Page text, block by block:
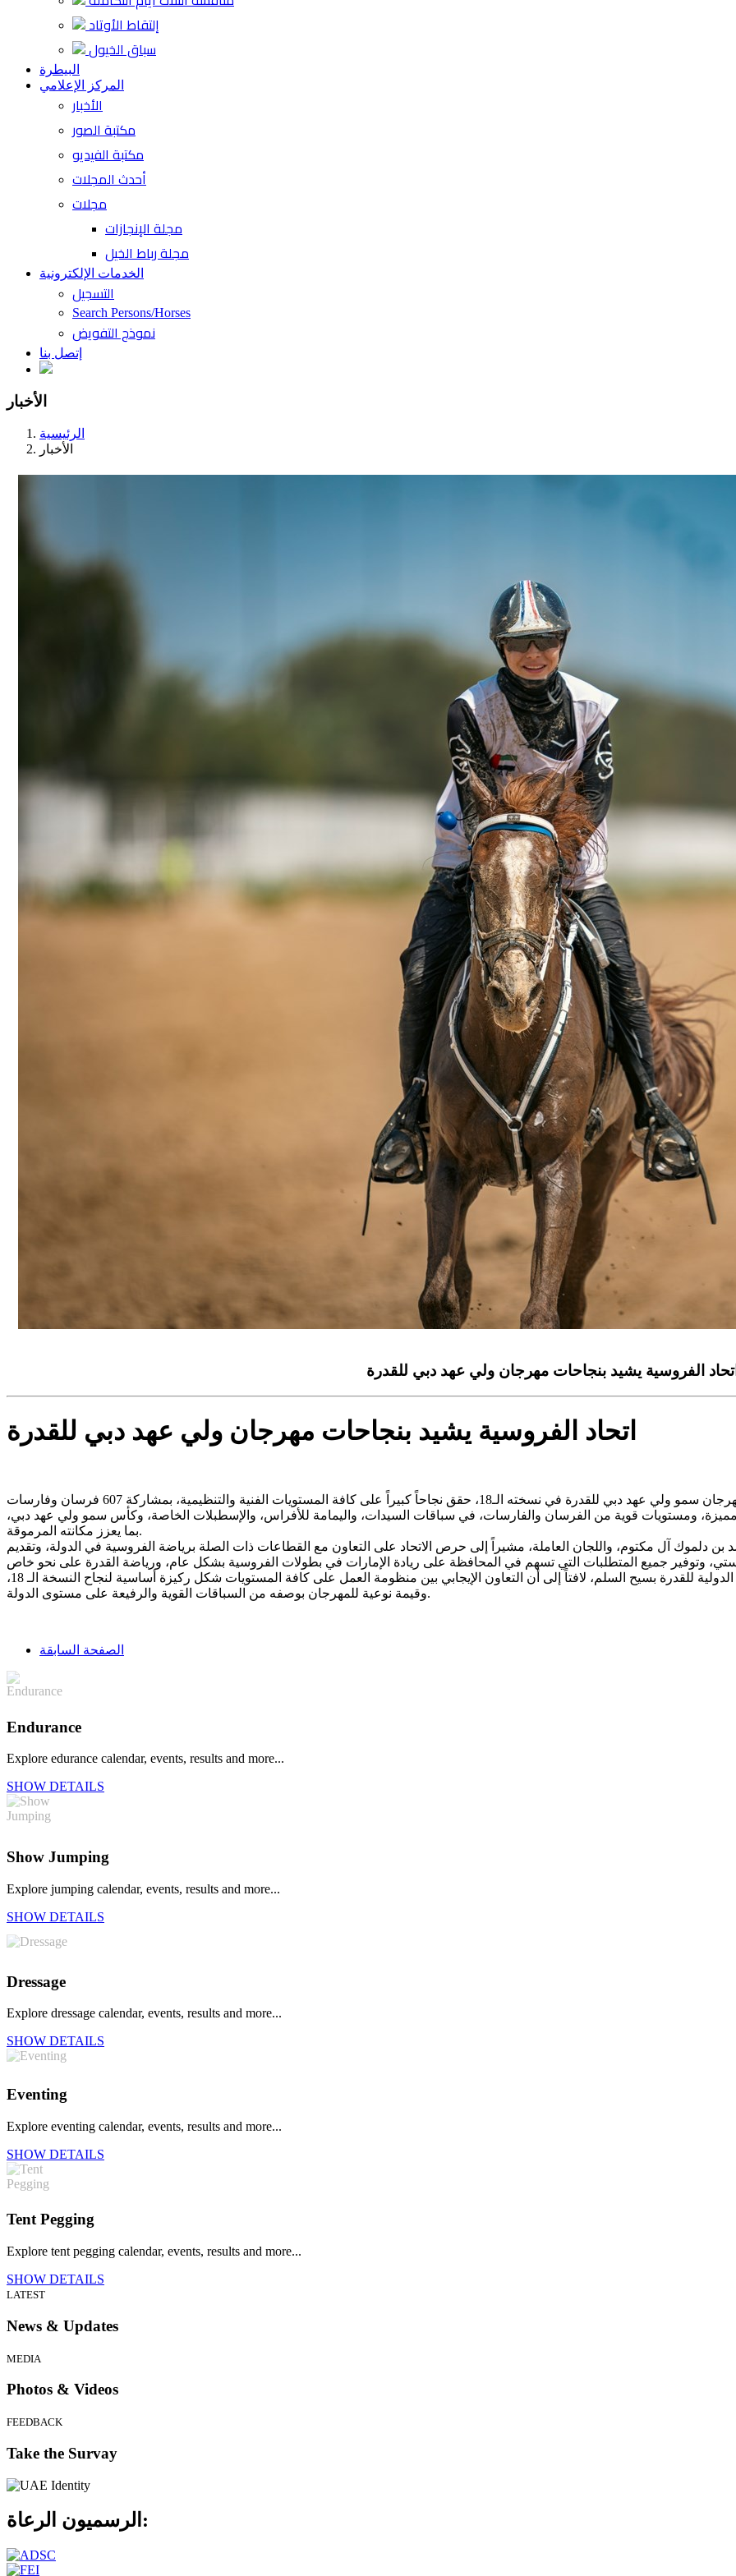
إلتقاط الأوتاد
سباق الخيول
البيطرة
المركز الإعلامي
الأخبار
مكتبة الصور
مكتبة الفيديو
أحدث المجلات
مجلات
مجلة الإنجازات
مجلة رباط الخيل
الخدمات الإلكترونية
التسجيل
Search Persons/Horses
نموذج التفويض
إتصل بنا
الأخبار
الرئيسية
الأخبار
الفروسية يشيد بنجاحات مهرجان ولي عهد دبي للقدرة
اتحاد الفروسية يشيد بنجاحات مهرجان ولي عهد دبي للقدرة
مميزة، ومستويات قوية من الفرسان والفارسات، في سباقات السيدات، واليمامة للأفراس، والإسطبلات الخاصة، وكأس سمو ولي عهد دبي،
بما يعزز مكانته المرموقة.
بن دلموك آل مكتوم، واللجان العاملة، مشيراً إلى حرص الاتحاد على التعاون مع القطاعات ذات الصلة برياضة الفروسية في الدولة، وتقديم
وهنأ الهاجري الفائزين، مشيداً بالتجهيزات الكبيرة في مدينة دبي الدولية للقدرة بسيح السلم، لافتاً إلى أن التعاون الإيجابي بين منظومة العمل على كافة المستويات شكل ركيزة أساسية لنجاح النسخة الـ 18،
وقيمة نوعية للمهرجان بوصفه من السباقات القوية والرفيعة على مستوى الدولة.
الصفحة السابقة
Endurance
Explore edurance calendar, events, results and more...
SHOW DETAILS
Show Jumping
Explore jumping calendar, events, results and more...
SHOW DETAILS
Dressage
Explore dressage calendar, events, results and more...
SHOW DETAILS
Eventing
Explore eventing calendar, events, results and more...
SHOW DETAILS
Tent Pegging
Explore tent pegging calendar, events, results and more...
SHOW DETAILS
LATEST
News & Updates
MEDIA
Photos & Videos
FEEDBACK
Take the Survay
الرسميون الرعاة: